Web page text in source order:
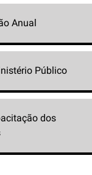
Anual
Público
dos